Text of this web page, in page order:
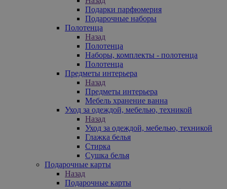
Подарки парфюмерия
Подарочные наборы
Полотенца
Назад
Полотенца
Наборы, комплекты - полотенца
Полотенца
Предметы интерьера
Назад
Предметы интерьера
Мебель хранение ванна
Уход за одеждой, мебелью, техникой
Назад
Уход за одеждой, мебелью, техникой
Глажка белья
Стирка
Сушка белья
Подарочные карты
Назад
Подарочные карты